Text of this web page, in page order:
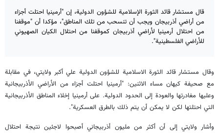
قال مستشار قائد الثورة الإسلامية للشؤون الدولية، إن "أرمينيا احتلت أجزاء
من أراضي أذربيجان ويجب أن تنسحب من تلك المناطق"، مؤكدا أن "موقفنا
من احتلال أرمينيا لأراضي أذربيجان كموقفنا من احتلال الكيان الصهيوني
للأراضي الفلسطينية".
وقال مستشار قائد الثورة الاسلامية للشؤون الدولية علي أكبر ولايتي، في مقابلة
مع صحيفة كيهان مساء الاثنين: "أرمينيا احتلت أجزاء من الأراضي الأذربيجانية
وعليها مغادرتها والعودة إلى الحدود الدولية. على أرمينيا إخلاء المناطق الأذربيجانية
التي احتلتها لكن لا يمكن أن يتم ذلك بالطرق العسكرية".
وأشار ولايتي إلى أن أكثر من مليون أذربيجاني أصبحوا لاجئين نتيجة احتلال